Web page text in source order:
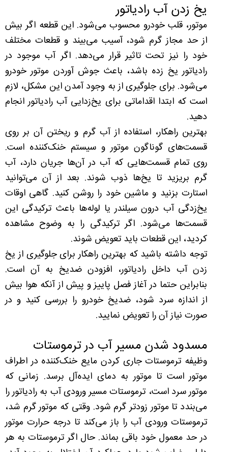
یخ زدن آب رادیاتور
موتور، قلب خودرو محسوب می‌شود. این قطعه اگر بیش
از حد مجاز گرم شود، آسیب می‌بیند و قطعات مختلف
خود را نیز تحت‌ تاثیر قرار می‌دهد. اگر آب موجود در
رادیاتور یخ زده باشد، باعث جوش آوردن موتور خودرو
می‌شود. برای جلوگیری از به وجود آمدن این مشکل، لازم
است که ابتدا اقداماتی برای یخ‌زدایی آب رادیاتور انجام
دهید.
بهترین راهکار، استفاده از آب گرم و ریختن آن بر روی
قسمت‌های گوناگون موتور و سیستم خنک‌کننده است.
روی تمام قسمت‌هایی که آب در آن‌ها جریان دارد، آب
گرم بریزید تا یخ‌ها ذوب شوند. بعد از آن می‌توانید
استارت بزنید و ماشین خود را روشن کنید. گاهی اوقات
یخ‌زدگی آب درون سیلندر یا لوله‌ها باعث ترکیدگی این
قسمت‌ها می‌شود. اگر ترکیدگی را به وضوح مشاهده
کردید، این قطعات باید تعویض شوند.
توجه داشته باشید که بهترین راهکار برای جلوگیری از یخ
زدن آب داخل رادیاتور، افزودن ضد‌یخ به آن است.
بنابراین حتما در آغاز فصل پاییز و پیش از آنکه هوا بیش
از اندازه سرد شود، ضدیخ خودرو را بررسی کنید و در
صورت نیاز آن را تعویض نمایید.
مسدود شدن مسیر آب در ترموستات
وظیفه ترموستات جاری کردن مایع خنک‌کننده در اطراف
موتور است تا موتور به دمای ایده‌آل برسد. زمانی که
موتور سرد است، ترموستات مسیر ورودی آب به رادیاتور را
می‌بندد تا موتور زودتر گرم شود. وقتی که موتور گرم شد،
ترموستات ورودی آب را باز می‌کند تا درجه حرارت موتور
در حد معمول خود باقی بماند. حال اگر ترموستات به هر